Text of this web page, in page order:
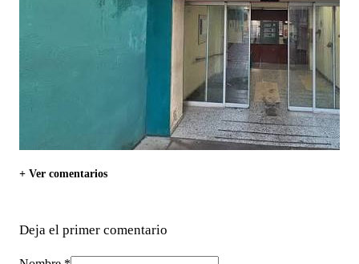
+ Ver comentarios
Deja el primer comentario